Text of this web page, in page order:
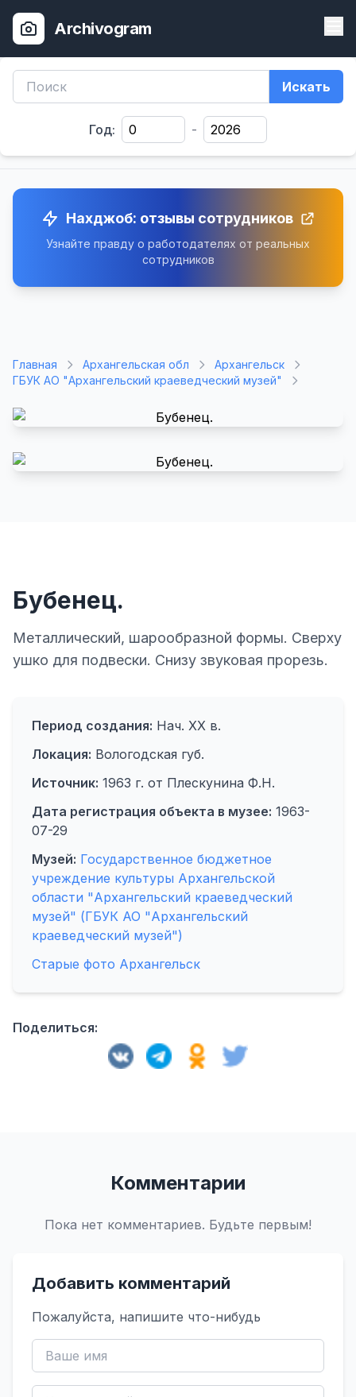
Archivogram
Искать
Год: -
Нахджоб: отзывы сотрудников
Узнайте правду о работодателях от реальных
сотрудников
Главная Архангельская обл
Архангельск
ГБУК АО "Архангельский краеведческий музей"
Бубенец.
Металлический, шарообразной формы. Сверху
ушко для подвески. Снизу звуковая прорезь.
Период создания: Нач. ХХ в.
Локация: Вологодская губ.
Источник: 1963 г. от Плескунина Ф.Н.
Дата регистрация объекта в музее: 1963-
07-29
Музей: Государственное бюджетное
учреждение культуры Архангельской
области "Архангельский краеведческий
музей" (ГБУК АО "Архангельский
краеведческий музей")
Старые фото Архангельск
Поделиться:
Комментарии
Пока нет комментариев. Будьте первым!
Добавить комментарий
Пожалуйста, напишите что-нибудь